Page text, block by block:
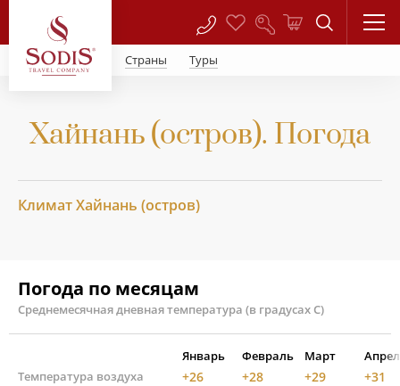
Страны Туры
Хайнань (остров). Погода
Климат Хайнань (остров)
Погода по месяцам
Среднемесячная дневная температура (в градусах С)
Январь Февраль Март
Температура воздуха
+26 +28 +29 +31